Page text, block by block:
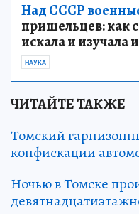
Над СССР
пришельцев: как
искала и изучала
НАУКА
ЧИТАЙТЕ ТАКЖЕ
Томский
конфискации
Ночью в Томске